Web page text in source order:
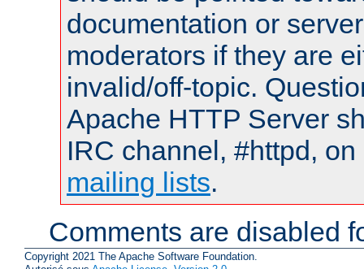
documentation or
moderators if they are
invalid/off-topic.
Apache HTTP Server
IRC channel, #httpd,
mailing lists.
Comments are disabled
Copyright 2021 The Apache Software Foundation.